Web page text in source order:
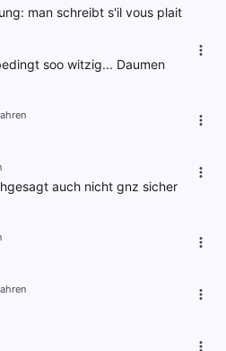
man schreibt s'il vous plait
soo witzig... Daumen
auch nicht gnz sicher